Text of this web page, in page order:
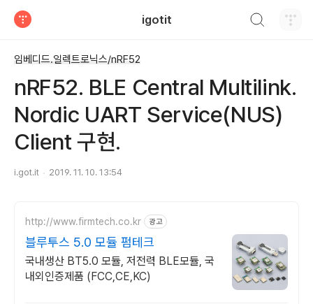
igotit
임베디드.일렉트로닉스/nRF52
nRF52. BLE Central Multilink.
Nordic UART Service(NUS)
Client 구현.
i.got.it 2019. 11. 10. 13:54
http://www.firmtech.co.kr 광고
블루투스 5.0 모듈 펌테크
국내생산 BT5.0 모듈, 저전력 BLE모듈, 국
내외인증제품 (FCC,CE,KC)